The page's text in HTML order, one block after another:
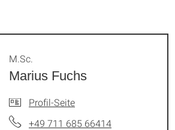
Marius Fuchs
M.Sc.
Profil-Seite
+49 711 685 66414